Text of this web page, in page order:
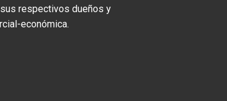
respectivos dueños y
económica.